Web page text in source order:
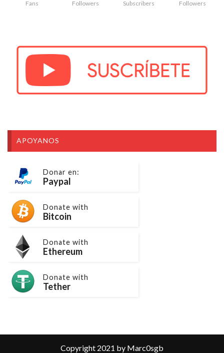
Fans Followers Subscribers Followers
APOYANOS
Donar en:
Paypal
Donate with
Bitcoin
Donate with
Ethereum
Donate with
Tether
Copyright 2021 by Marc0sgb